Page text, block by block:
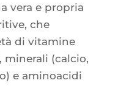
vera e pro­pria
che
di vita­mine
mine­ra­li (cal­cio,
e ami­no­aci­di